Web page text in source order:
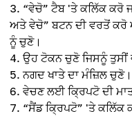
“ਵੇਚੋ” ਟੈਬ 'ਤੇ ਕਲਿੱਕ ਕਰੋ
ਅਤੇ ਵੇਚੋ” ਬਟਨ ਦੀ ਵਰਤੋਂ
ਨੂੰ ਚੁਣੋ।
ਉਹ ਟੋਕਨ ਚੁਣੋ ਜਿਸਨੂੰ ਤੁਸੀਂ
ਨਗਦ ਖਾਤੇ ਦਾ ਮੰਜ਼ਿਲ ਚੁਣੋ।
ਵੇਚਣ ਲਈ ਕ੍ਰਿਪਟੋ ਦੀ
“ਸੈਂਡ ਕ੍ਰਿਪਟੋ” 'ਤੇ ਕਲਿੱਕ